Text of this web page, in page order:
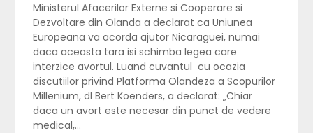
Ministerul Afacerilor Externe si Cooperare si
Dezvoltare din Olanda a declarat ca Uniunea
Europeana va acorda ajutor Nicaraguei, numai
daca aceasta tara isi schimba legea care
interzice avortul. Luand cuvantul cu ocazia
discutiilor privind Platforma Olandeza a Scopurilor
Millenium, dl Bert Koenders, a declarat: „Chiar
daca un avort este necesar din punct de vedere
medical,…